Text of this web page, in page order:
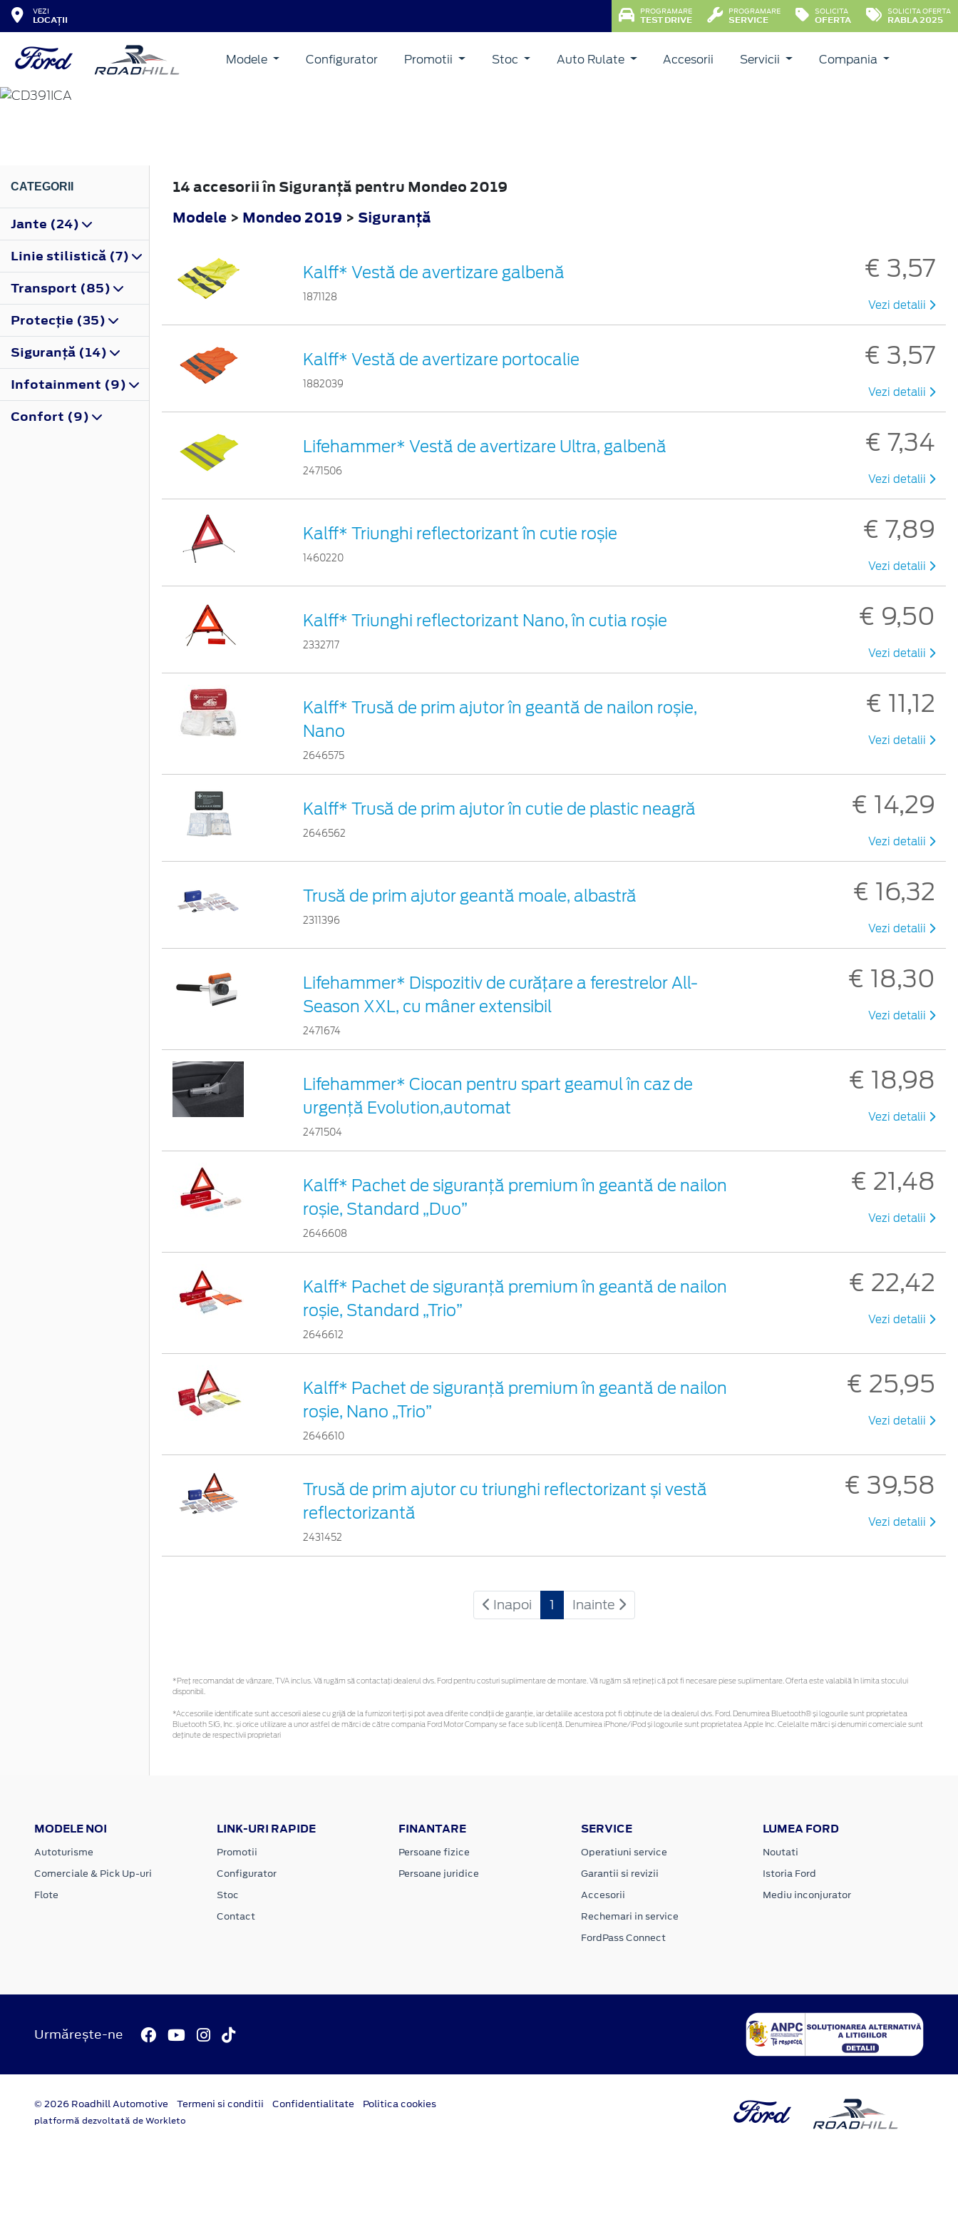
VEZI
LOCAȚII
PROGRAMARE
TEST DRIVE
PROGRAMARE
SERVICE
SOLICITA
OFERTA
SOLICITA OFERTA
RABLA 2025
Modele Configurator Promotii Stoc Auto Rulate Accesorii Servicii Compania
MONDEO
CATEGORII
Jante (24)
Linie stilistică (7)
Transport (85)
Protecţie (35)
Siguranţă (14)
Infotainment (9)
Confort (9)
14 accesorii în Siguranţă pentru Mondeo 2019
Modele > Mondeo 2019 > Siguranţă
Kalff* Vestă de avertizare galbenă
1871128
€ 3,57
Vezi detalii
Kalff* Vestă de avertizare portocalie
1882039
€ 3,57
Vezi detalii
Lifehammer* Vestă de avertizare Ultra, galbenă
2471506
€ 7,34
Vezi detalii
Kalff* Triunghi reflectorizant în cutie roșie
1460220
€ 7,89
Vezi detalii
Kalff* Triunghi reflectorizant Nano, în cutia roșie
2332717
€ 9,50
Vezi detalii
Kalff* Trusă de prim ajutor în geantă de nailon roșie,
Nano
2646575
€ 11,12
Vezi detalii
Kalff* Trusă de prim ajutor în cutie de plastic neagră
2646562
€ 14,29
Vezi detalii
Trusă de prim ajutor geantă moale, albastră
2311396
€ 16,32
Vezi detalii
Lifehammer* Dispozitiv de curățare a ferestrelor All-
Season XXL, cu mâner extensibil
2471674
€ 18,30
Vezi detalii
Lifehammer* Ciocan pentru spart geamul în caz de
urgenţă Evolution,automat
2471504
€ 18,98
Vezi detalii
Kalff* Pachet de siguranţă premium în geantă de nailon
roșie, Standard „Duo”
2646608
€ 21,48
Vezi detalii
Kalff* Pachet de siguranţă premium în geantă de nailon
roșie, Standard „Trio”
2646612
€ 22,42
Vezi detalii
Kalff* Pachet de siguranţă premium în geantă de nailon
roșie, Nano „Trio”
2646610
€ 25,95
Vezi detalii
Trusă de prim ajutor cu triunghi reflectorizant și vestă
reflectorizantă
2431452
€ 39,58
Vezi detalii
Inapoi 1 Inainte
*Preţ recomandat de vânzare, TVA inclus. Vă rugăm să contactaţi dealerul dvs. Ford pentru costuri suplimentare de montare. Vă rugăm să rețineți că pot fi necesare piese suplimentare. Oferta este valabilă în limita stocului
disponibil.
*Accesoriile identificate sunt accesorii alese cu grijă de la furnizori terți și pot avea diferite condiții de garanție, iar detaliile acestora pot fi obținute de la dealerul dvs. Ford. Denumirea Bluetooth® și logourile sunt proprietatea
Bluetooth SIG, Inc. și orice utilizare a unor astfel de mărci de către compania Ford Motor Company se face sub licență. Denumirea iPhone/iPod și logourile sunt proprietatea Apple Inc. Celelalte mărci și denumiri comerciale sunt
deținute de respectivii proprietari
MODELE NOI
Autoturisme
Comerciale & Pick Up-uri
Flote
LINK-URI RAPIDE
Promotii
Configurator
Stoc
Contact
FINANTARE
Persoane fizice
Persoane juridice
SERVICE
Operatiuni service
Garantii si revizii
Accesorii
Rechemari in service
FordPass Connect
LUMEA FORD
Noutati
Istoria Ford
Mediu inconjurator
Urmărește-ne
© 2026 Roadhill Automotive Termeni si conditii Confidentialitate Politica cookies
platformă dezvoltată de Workleto